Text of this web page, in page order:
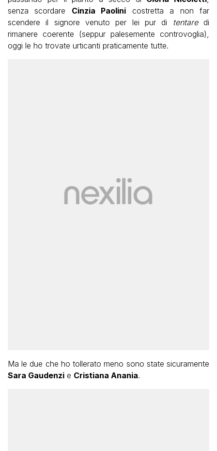
senza scordare Cinzia Paolini costretta a non far
scendere il signore venuto per lei pur di tentaredi
rimanere coerente (seppur palesemente controvoglia),
oggi le ho trovate urticanti praticamente tutte.
Ma le due che ho tollerato meno sono state sicuramente
Sara Gaudenzi e Cristiana Anania.